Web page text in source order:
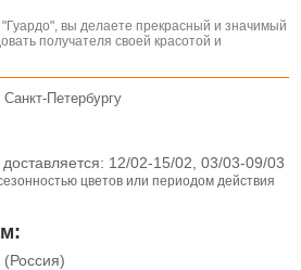
вы делаете прекрасный и значимый
получателя своей красотой и
Петербургу
12/02-15/02, 03/03-09/03
цветов или периодом действия
(Россия)